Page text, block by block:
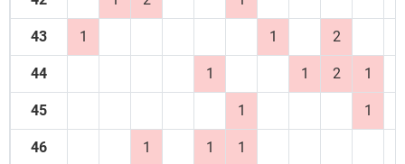
43 1 1 2
44 1 1 2 1
45 1 1
46 1 1 1